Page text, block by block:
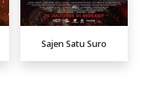
Sajen Satu Suro